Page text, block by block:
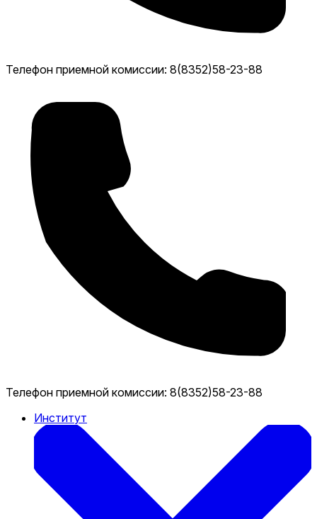
Телефон приемной комиссии: 8(8352)58-23-88
Телефон приемной комиссии: 8(8352)58-23-88
Институт